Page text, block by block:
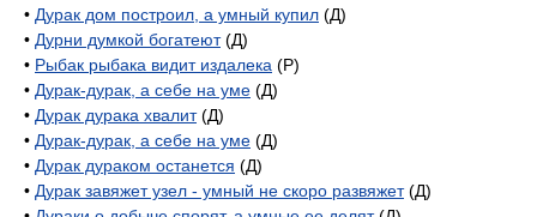
• Дурак дом построил, а умный купил (Д)
• Дурни думкой богатеют(Д)
• Рыбак рыбака видит издалека (Р)
• Дурак-дурак, а себе на уме (Д)
• Дурак дурака хвалит(Д)
• Дурак-дурак, а себе на уме (Д)
• Дурак дураком останется (Д)
• Дурак завяжет узел - умный не скоро развяжет(Д)